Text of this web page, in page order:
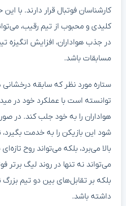
کارشناسان فوتبال قرار دارند. با
کلیدی و محبوب از تیم رقیب،
در جذب هواداران، افزایش انگیزه
مسابقات باشد.
ستاره مورد نظر که سابقه درخشانی
توانسته است با عملکرد خود در
هواداران را به خود جلب کند. در
شود این بازیکن را به خدمت بگیرد،
بالا می‌برد، بلکه می‌تواند روح
می‌تواند نه تنها در روند لیگ برتر
بلکه بر تقابل‌های بین دو تیم بزرگ
داشته باشد.